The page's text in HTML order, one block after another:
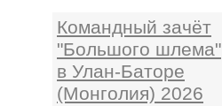
Командный зачёт
"Большого шлема"
в Улан-Баторе
(Монголия) 2026